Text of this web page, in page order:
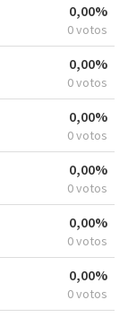
0,00%
0 votos
0,00%
0 votos
0,00%
0 votos
0,00%
0 votos
0,00%
0 votos
0,00%
0 votos